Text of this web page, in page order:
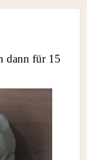
dann für 15